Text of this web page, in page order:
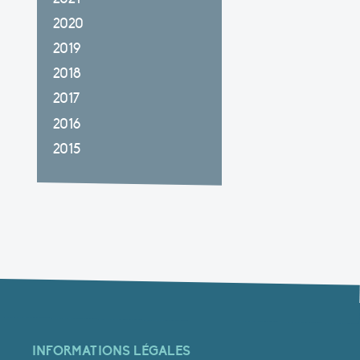
2020
2019
2018
2017
2016
2015
INFORMATIONS LÉGALES